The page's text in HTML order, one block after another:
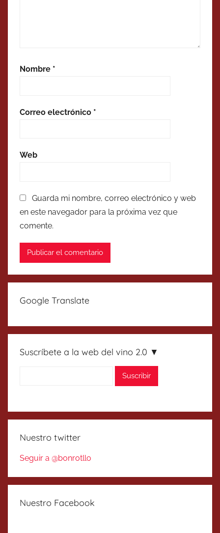
Nombre *
Correo electrónico *
Web
Guarda mi nombre, correo electrónico y web
en este navegador para la próxima vez que
comente.
Google Translate
Suscríbete a la web del vino 2.0 ▼
Nuestro twitter
Seguir a @bonrotllo
Nuestro Facebook